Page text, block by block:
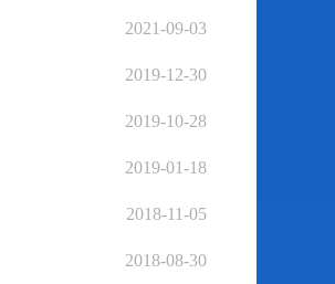
2021-09-03
2019-12-30
2019-10-28
2019-01-18
2018-11-05
2018-08-30